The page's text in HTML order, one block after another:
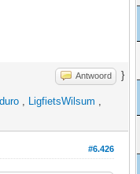
Antwoord }
, LigfietsWilsum ,
#6.426